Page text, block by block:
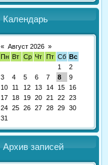
Календарь
« Август 2026 »
Пн Вт Ср Чт Пт Сб Вс
1
2
3
4 5 6 7 8
9
10
11 12 13 14 15
16
17
18 19 20 21 22 23
24 25 26 27 28 29 30
31
Архив записей